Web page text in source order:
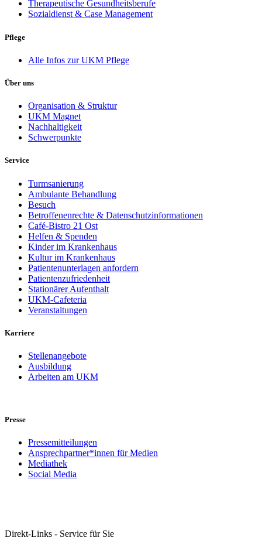
Therapeutische Gesundheitsberufe
Sozialdienst & Case Management
Pflege
Alle Infos zur UKM Pflege
Über uns
Organisation & Struktur
UKM Magnet
Nachhaltigkeit
Schwerpunkte
Service
Turmsanierung
Ambulante Behandlung
Besuch
Betroffenenrechte & Datenschutzinformationen
Café-Bistro 21 Ost
Helfen & Spenden
Kinder im Krankenhaus
Kultur im Krankenhaus
Patientenunterlagen anfordern
Patientenzufriedenheit
Stationärer Aufenthalt
UKM-Cafeteria
Veranstaltungen
Karriere
Stellenangebote
Ausbildung
Arbeiten am UKM
Presse
Pressemitteilungen
Ansprechpartner*innen für Medien
Mediathek
Social Media
Direkt-Links - Service für Sie